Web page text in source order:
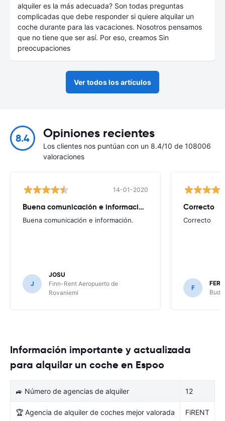
alquiler es la más adecuada? Son todas preguntas
complicadas que debe responder si quiere alquilar un
coche durante para las vacaciones. Nosotros pensamos
que no tiene que ser así. Por eso, creamos Sin
preocupaciones
Ver todos los artículos
8.4 Opiniones recientes
Los clientes nos puntúan con un 8.4/10 de 108006
valoraciones
14-01-2020
Buena comunicación e información.
Buena comunicación e información.
J
JOSU
Finn-Rent Aeropuerto de
Rovaniemi
Correcto
Correcto
F
Información importante y actualizada
para alquilar un coche en Espoo
🚙 Número de agencias de alquiler 12
🏆 Agencia de alquiler de coches mejor valorada FiRENT